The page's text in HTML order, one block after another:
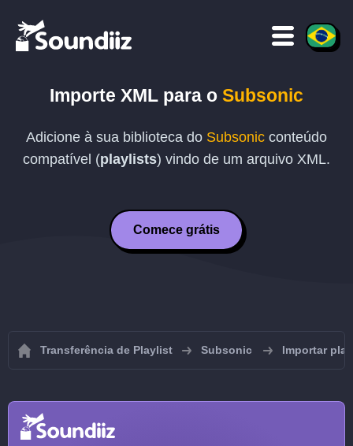
Importe XML para o Subsonic
Adicione à sua biblioteca do Subsonic conteúdo
compatível (playlists) vindo de um arquivo XML.
Comece grátis
Transferência de Playlist Subsonic Importar